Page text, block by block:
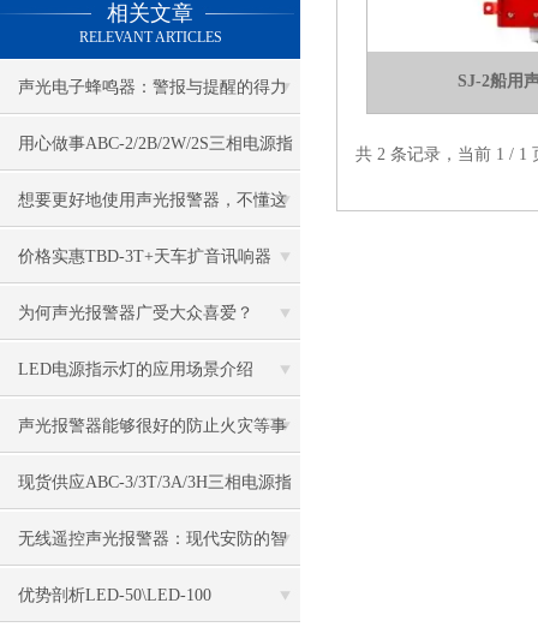
相关文章
RELEVANT ARTICLES
声光电子蜂鸣器：警报与提醒的得力
助手
用心做事ABC-2/2B/2W/2S三相电源指
示灯
想要更好地使用声光报警器，不懂这
些可不行
价格实惠TBD-3T+天车扩音讯响器
为何声光报警器广受大众喜爱？
LED电源指示灯的应用场景介绍
声光报警器能够很好的防止火灾等事
故的发生
现货供应ABC-3/3T/3A/3H三相电源指
示灯
无线遥控声光报警器：现代安防的智
能之选
优势剖析LED-50\LED-100
SJ-2船用
共 2 条记录，当前 1 /